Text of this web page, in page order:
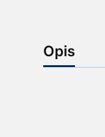
Opis